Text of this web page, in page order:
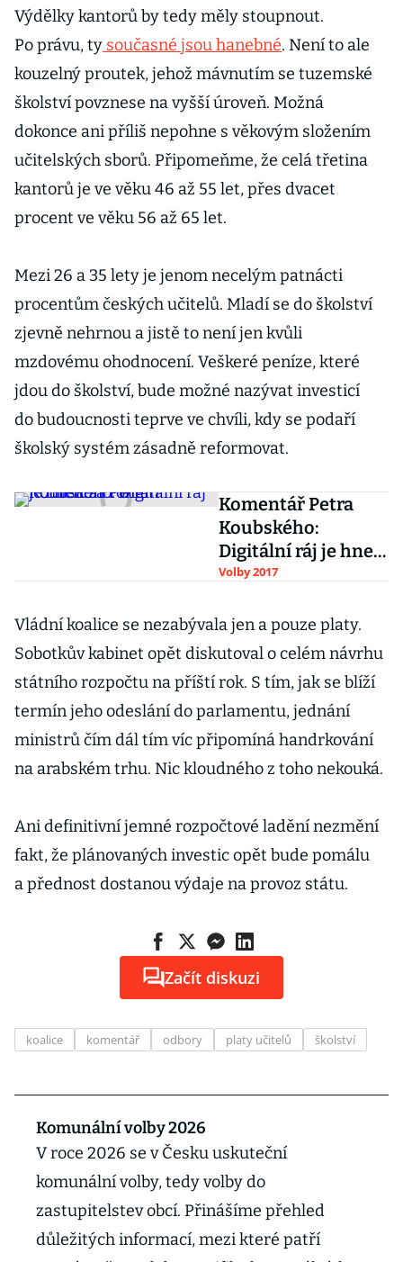
Výdělky kantorů by tedy měly stoupnout.
Po právu, ty současné jsou hanebné. Není to ale
kouzelný proutek, jehož mávnutím se tuzemské
školství povznese na vyšší úroveň. Možná
dokonce ani příliš nepohne s věkovým složením
učitelských sborů. Připomeňme, že celá třetina
kantorů je ve věku 46 až 55 let, přes dvacet
procent ve věku 56 až 65 let.
Mezi 26 a 35 lety je jenom necelým patnácti
procentům českých učitelů. Mladí se do školství
zjevně nehrnou a jistě to není jen kvůli
mzdovému ohodnocení. Veškeré peníze, které
jdou do školství, bude možné nazývat investicí
do budoucnosti teprve ve chvíli, kdy se podaří
školský systém zásadně reformovat.
Komentář Petra
Koubského:
Digitální ráj je hned
za rohem
Volby 2017
Vládní koalice se nezabývala jen a pouze platy.
Sobotkův kabinet opět diskutoval o celém návrhu
státního rozpočtu na příští rok. S tím, jak se blíží
termín jeho odeslání do parlamentu, jednání
ministrů čím dál tím víc připomíná handrkování
na arabském trhu. Nic kloudného z toho nekouká.
Ani definitivní jemné rozpočtové ladění nezmění
fakt, že plánovaných investic opět bude pomálu
a přednost dostanou výdaje na provoz státu.
Začít diskuzi
koalice komentář odbory platy učitelů školství
Komunální volby 2026
V roce 2026 se v Česku uskuteční
komunální volby, tedy volby do
zastupitelstev obcí. Přinášíme přehled
důležitých informací, mezi které patří